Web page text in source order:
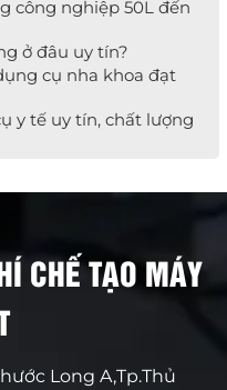
công nghiệp 50L đến
ở đâu uy tín?
cụ nha khoa đạt
y tế uy tín, chất lượng
CHẾ TẠO MÁY
Long A,Tp.Thủ